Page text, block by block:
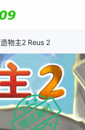
造物主2 Reus 2